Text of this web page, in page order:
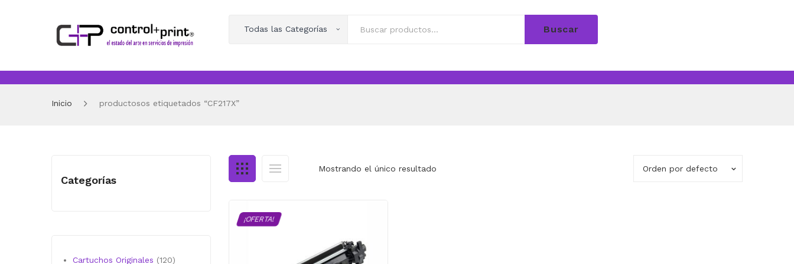
Todas las Categorías Buscar
Inicio productosos etiquetados “CF217X”
Mostrando el único resultado Orden por defecto
¡OFERTA!
Categorías
Cartuchos Originales 120120